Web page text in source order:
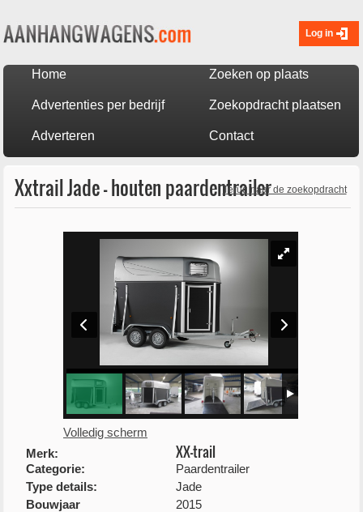
Log in
Home Zoeken op plaats
Advertenties per bedrijf Zoekopdracht plaatsen
Adverteren Contact
Xxtrail Jade - houten paardentrailerTerug naar de zoekopdracht
Volledig scherm
Merk:
XX-trail
Categorie:
Paardentrailer
Type details:
Jade
Bouwjaar
2015